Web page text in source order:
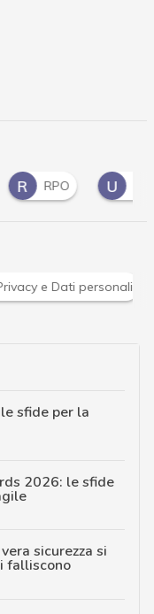
RPO U UE
e Dati personali
sfide per la
2026: le sfide
sicurezza si
falliscono